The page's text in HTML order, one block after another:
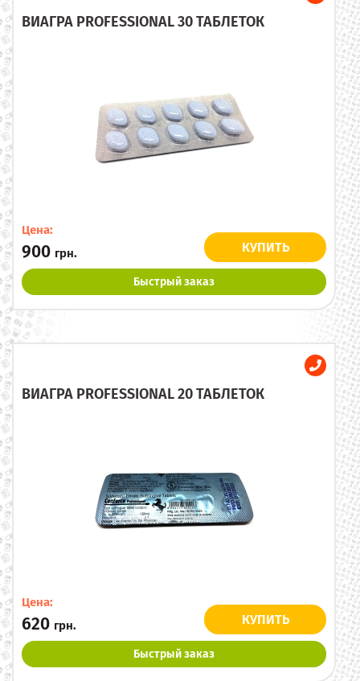
ВИАГРА PROFESSIONAL 30 ТАБЛЕТОК
Цена:
900 грн. КУПИТЬ
Быстрый заказ
ВИАГРА PROFESSIONAL 20 ТАБЛЕТОК
Цена:
620 грн. КУПИТЬ
Быстрый заказ